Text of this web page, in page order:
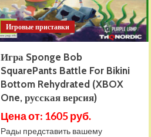
Игровые приставки
Игра Sponge Bob
SquarePants Battle For Bikini
Bottom Rehydrated (XBOX
One, русская версия)
Цена от: 1605 руб.
Рады представить вашему